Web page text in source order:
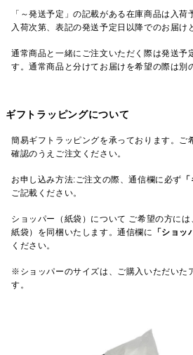
「～発送予定」の記載がある在庫商品は入
入荷次第、表記の発送予定日以降でのお届け
通常商品と一緒にご注文いただく際は発送予
す。通常商品と分けてお届けを希望の際は別
ギフトラッピングについて
簡易ギフトラッピングを承っております。ご
確認のうえご注文ください。
お申し込み方法:ご注文の際、通信欄に必ず
ご記載ください。
ショッパー（紙袋）について ご希望の方に
紙袋）を同梱いたします。通信欄に
「ショッ
ください。
※ショッパーのサイズは、ご購入いただいた
す。